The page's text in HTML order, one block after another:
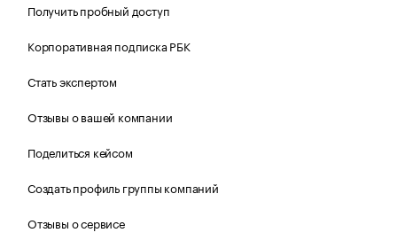
Получить пробный доступ
Корпоративная подписка РБК
Стать экспертом
Отзывы о вашей компании
Поделиться кейсом
Создать профиль группы компаний
Отзывы о сервисе